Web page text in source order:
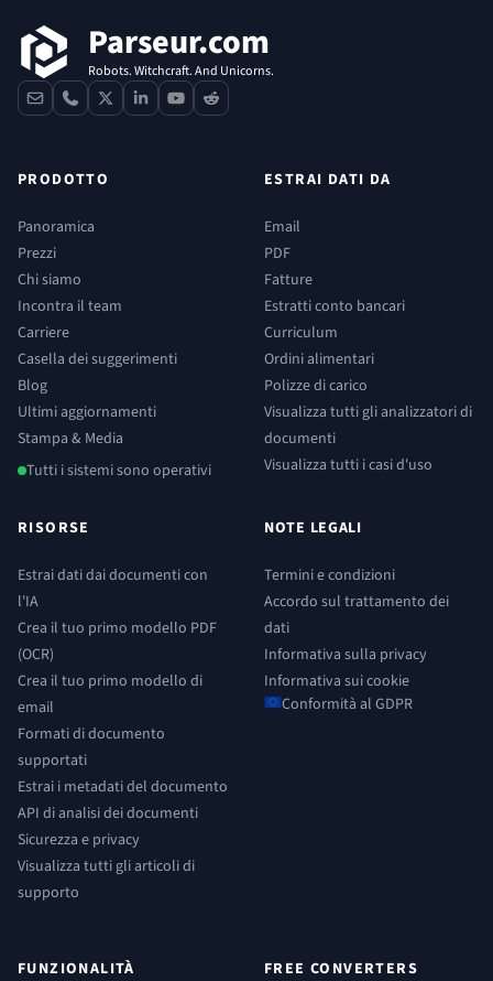
Parseur.com
Robots. Witchcraft. And Unicorns.
contactphone
x linkedinyoutube
reddit
PRODOTTO
Panoramica
Prezzi
Chi siamo
Incontra il team
Carriere
Casella dei suggerimenti
Blog
Ultimi aggiornamenti
Stampa & Media
Tutti i sistemi sono operativi
ESTRAI DATI DA
Email
PDF
Fatture
Estratti conto bancari
Curriculum
Ordini alimentari
Polizze di carico
Visualizza tutti gli analizzatori di
documenti
Visualizza tutti i casi d'uso
RISORSE
Estrai dati dai documenti con
l'IA
Crea il tuo primo modello PDF
(OCR)
Crea il tuo primo modello di
email
Formati di documento
supportati
Estrai i metadati del documento
API di analisi dei documenti
Sicurezza e privacy
Visualizza tutti gli articoli di
supporto
NOTE LEGALI
Termini e condizioni
Accordo sul trattamento dei
dati
Informativa sulla privacy
Informativa sui cookie
Conformità al GDPR
FUNZIONALITÀ FREE CONVERTERS